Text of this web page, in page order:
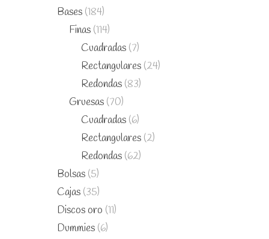
Bases (184)
Finas (114)
Cuadradas (7)
Rectangulares (24)
Redondas (83)
Gruesas (70)
Cuadradas (6)
Rectangulares (2)
Redondas (62)
Bolsas (5)
Cajas (35)
Discos oro (11)
Dummies (6)